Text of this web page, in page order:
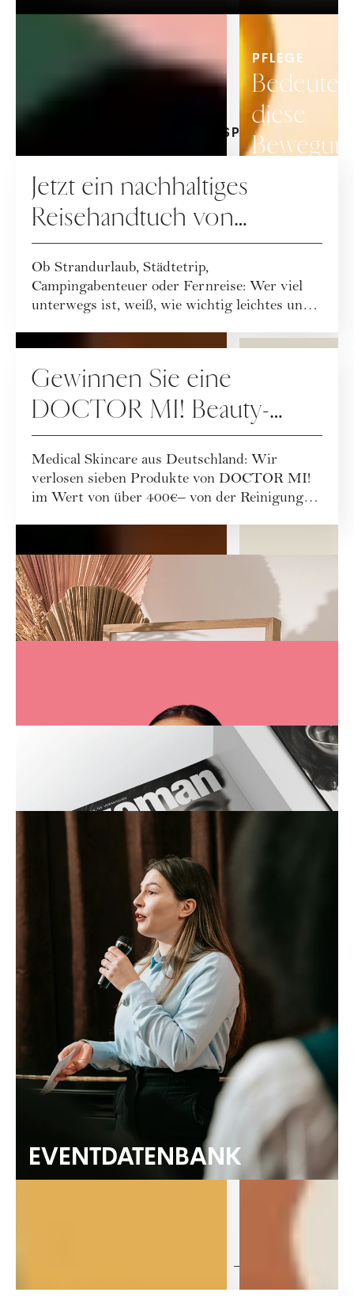
PFLEGE
Bedeutet
diese
von
Aging?
AKTUELLE GEWINNSPIELE
Jetzt ein nachhaltiges
Reisehandtuch von
Buvanha gewinnen
Ob Strandurlaub, Städtetrip,
Campingabenteuer oder Fernreise: Wer viel
unterwegs ist, weiß, wie wichtig leichtes und
Gewinnen Sie eine
DOCTOR MI! Beauty-
Routine
Medical Skincare aus Deutschland: Wir
verlosen sieben Produkte von DOCTOR MI!
im Wert von über 400€– von der Reinigung
Hier finden Sie unseren Covereditor,
exklusive Vorteile für WOMAN
Leser:innen bei Treatwell, eine
Leseprobe des aktuellen Magazins und
unsere Eventdatenbank.
COVER EDITOR
WOMAN X TREATWELL
LESEPROBE
EVENTDATENBANK